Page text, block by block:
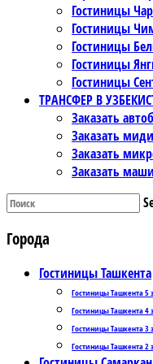
Гостиницы
Гостиницы
Гостиницы
Гостиницы
Гостиницы
ТРАНСФЕР В
Заказать
Заказать
Заказать
Заказать
Города
Гостиницы Ташкента
Гостиницы Ташкента 5
Гостиницы Ташкента 4
Гостиницы Ташкента 3
Гостиницы Ташкента 2